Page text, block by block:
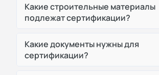
Какие строительные материалы
подлежат сертификации?
Какие документы нужны для
сертификации?